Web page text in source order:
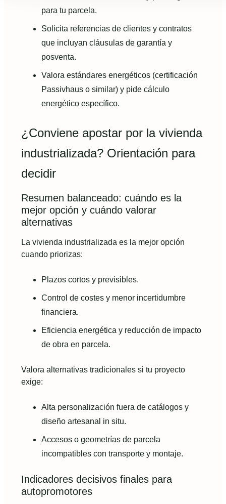
para tu parcela.
Solicita referencias de clientes y contratos
que incluyan cláusulas de garantía y
posventa.
Valora estándares energéticos (certificación
Passivhaus o similar) y pide cálculo
energético específico.
¿Conviene apostar por la vivienda
industrializada? Orientación para
decidir
Resumen balanceado: cuándo es la
mejor opción y cuándo valorar
alternativas
La vivienda industrializada es la mejor opción
cuando priorizas:
Plazos cortos y previsibles.
Control de costes y menor incertidumbre
financiera.
Eficiencia energética y reducción de impacto
de obra en parcela.
Valora alternativas tradicionales si tu proyecto
exige:
Alta personalización fuera de catálogos y
diseño artesanal in situ.
Accesos o geometrías de parcela
incompatibles con transporte y montaje.
Indicadores decisivos finales para
autopromotores